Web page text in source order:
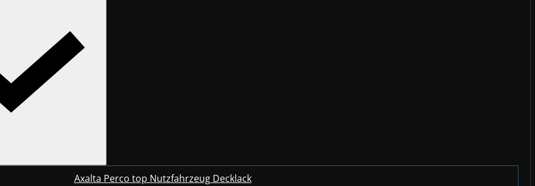
Axalta Perco top Nutzfahrzeug Decklack